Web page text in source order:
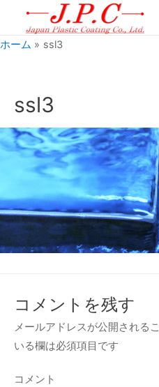
ホーム ssl3
ssl3
コメントを残す
メールアドレスが公開される
いる欄は必須項目です
コメント